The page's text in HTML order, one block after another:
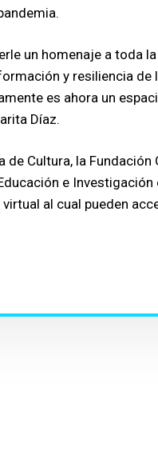
un homenaje a toda
y resiliencia de
es ahora un
Díaz.
Cultura, la Fundación
e Investigación
al cual pueden